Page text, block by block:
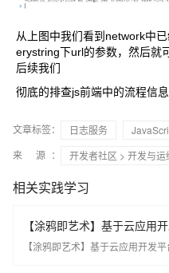
从上图中我们看到network中
erystring下url的参数，然后就
后续我们
彻底的排查js前端中的流程信
文章标签： 日志服务
来 源：
开发者社区 > 开发与运
相关实践学习
【涂鸦即艺术】基于云应用
【涂鸦即艺术】基于云应用开发